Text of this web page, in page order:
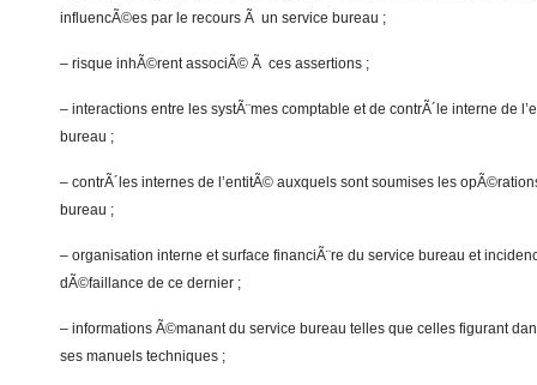
influencÃ©es par le recours Ã un service bureau ;
– risque inhÃ©rent associÃ© Ã ces assertions ;
– interactions entre les systÃ¨mes comptable et de contrÃ´le interne de
bureau ;
– contrÃ´les internes de l’entitÃ© auxquels sont soumises les
bureau ;
– organisation interne et surface financiÃ¨re du service bureau et
dÃ©faillance de ce dernier ;
– informations Ã©manant du service bureau telles que celles figurant
ses manuels techniques ;